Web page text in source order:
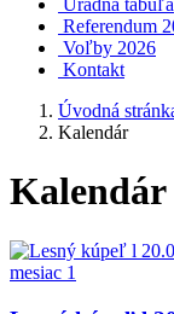
Úradná tabuľa
Referendum
Voľby 2026
Kontakt
Úvodná
Kalendár
Kalendár